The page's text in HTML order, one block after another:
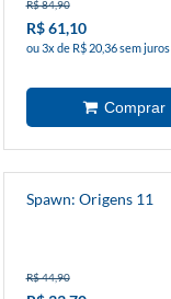
R$ 84,90
R$ 61,10
ou 3x de R$ 20,36 sem juros
Spawn: Origens 11
R$ 44,90